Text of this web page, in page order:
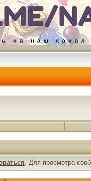
. Для просмотра